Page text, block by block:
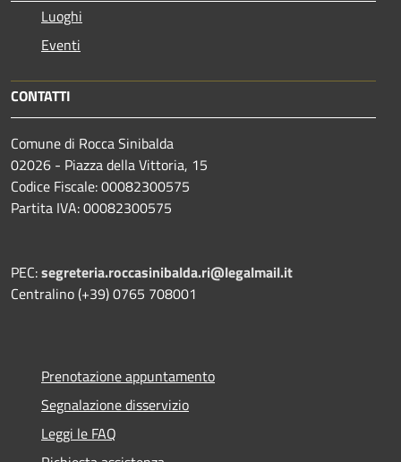
Luoghi
Eventi
CONTATTI
Comune di Rocca Sinibalda
02026 - Piazza della Vittoria, 15
Codice Fiscale: 00082300575
Partita IVA: 00082300575
PEC:segreteria.roccasinibalda.ri@legalmail.it
Centralino (+39) 0765 708001
Prenotazione appuntamento
Segnalazione disservizio
Leggi le FAQ